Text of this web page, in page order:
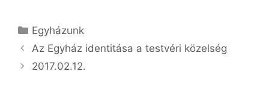
Kategória
Egyházunk
Az Egyház identitása a testvéri közelség
2017.02.12.